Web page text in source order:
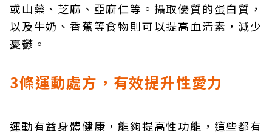
或山藥、芝麻、亞麻仁等。攝取優質的蛋白質，
以及牛奶、香蕉等食物則可以提高血清素，減少
憂鬱。
3條運動處方，有效提升性愛力
運動有益身體健康，能夠提高性功能，這些都有